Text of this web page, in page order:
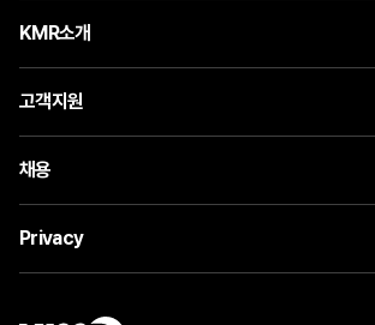
KMR소개
고객지원
채용
Privacy